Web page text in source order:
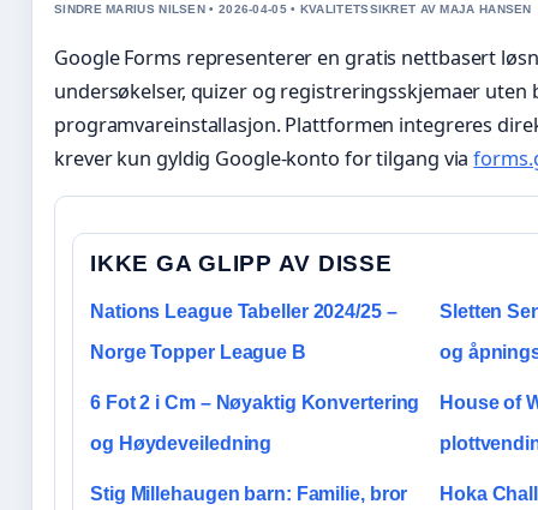
SINDRE MARIUS NILSEN • 2026-04-05 • KVALITETSSIKRET AV MAJA HANSEN
Google Forms representerer en gratis nettbasert
undersøkelser, quizer og registreringsskjemaer uten
programvareinstallasjon. Plattformen integreres
krever kun gyldig Google-konto for tilgang via
IKKE GA GLIPP AV DISSE
Nations League Tabeller 2024/25 –
Norge Topper League B
Sletten
og
6 Fot 2 i Cm – Nøyaktig Konvertering
og Høydeveiledning
House of
Stig Millehaugen barn: Familie, bror
Hoka